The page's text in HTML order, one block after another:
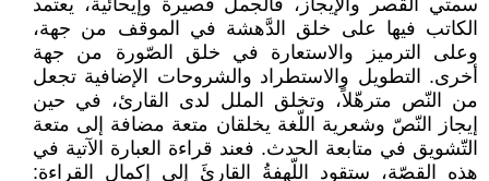
سمتي القصر والإيجاز، فالجمل قصيرة وإيحائية، يعتمد
الكاتب فيها على خلق الدَّهشة في الموقف من جهة،
وعلى الترميز والاستعارة في خلق الصّورة من جهة
أخرى. التطويل والاستطراد والشروحات الإضافية تجعل
من النّص مترهّلاً، وتخلق الملل لدى القارئ، في حين
إيجاز النّصّ وشعرية اللّغة يخلقان متعة مضافة إلى متعة
التّشويق في متابعة الحدث. فعند قراءة العبارة الآتية في
هذه القصّة، ستقود اللّهفةُ القارئَ إلى إكمال القراءة: